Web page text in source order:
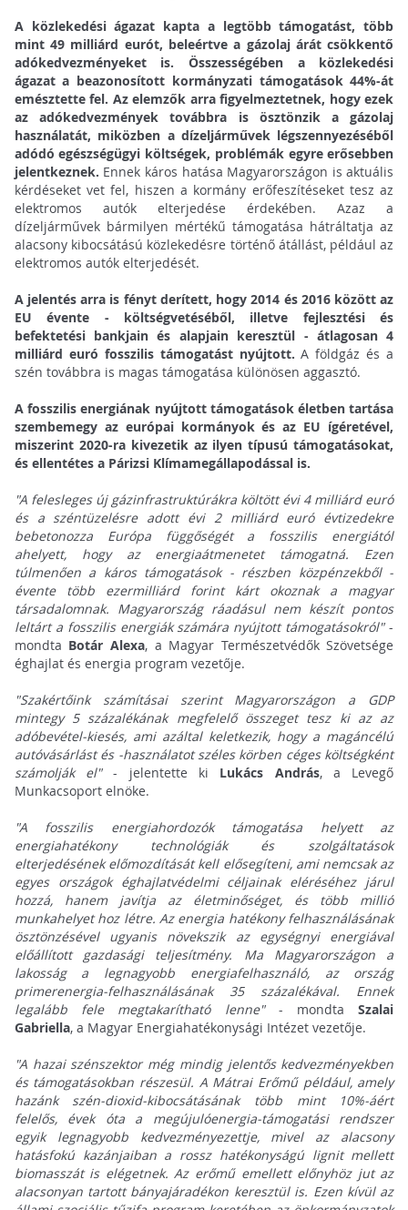
A közlekedési ágazat kapta a legtöbb támogatást, több
mint 49 milliárd eurót, beleértve a gázolaj árát csökkentő
adókedvezményeket is. Összességében a közlekedési
ágazat a beazonosított kormányzati támogatások 44%-át
emésztette fel. Az elemzők arra figyelmeztetnek, hogy ezek
az adókedvezmények továbbra is ösztönzik a gázolaj
használatát, miközben a dízeljárművek légszennyezéséből
adódó egészségügyi költségek, problémák egyre erősebben
jelentkeznek. Ennek káros hatása Magyarországon is aktuális
kérdéseket vet fel, hiszen a kormány erőfeszítéseket tesz az
elektromos autók elterjedése érdekében. Azaz a
dízeljárművek bármilyen mértékű támogatása hátráltatja az
alacsony kibocsátású közlekedésre történő átállást, például az
elektromos autók elterjedését.
A jelentés arra is fényt derített, hogy 2014 és 2016 között az
EU évente - költségvetéséből, illetve fejlesztési és
befektetési bankjain és alapjain keresztül - átlagosan 4
milliárd euró fosszilis támogatást nyújtott. A földgáz és a
szén továbbra is magas támogatása különösen aggasztó.
A fosszilis energiának nyújtott támogatások életben tartása
szembemegy az európai kormányok és az EU ígéretével,
miszerint 2020-ra kivezetik az ilyen típusú támogatásokat,
és ellentétes a Párizsi Klímamegállapodással is.
"A felesleges új gázinfrastruktúrákra költött évi 4 milliárd euró
és a széntüzelésre adott évi 2 milliárd euró évtizedekre
bebetonozza Európa függőségét a fosszilis energiától
ahelyett, hogy az energiaátmenetet támogatná. Ezen
túlmenően a káros támogatások - részben közpénzekből -
évente több ezermilliárd forint kárt okoznak a magyar
társadalomnak. Magyarország ráadásul nem készít pontos
leltárt a fosszilis energiák számára nyújtott támogatásokról"-
mondta Botár Alexa, a Magyar Természetvédők Szövetsége
éghajlat és energia program vezetője.
"Szakértőink számításai szerint Magyarországon a GDP
mintegy 5 százalékának megfelelő összeget tesz ki az az
adóbevétel-kiesés, ami azáltal keletkezik, hogy a magáncélú
autóvásárlást és -használatot széles körben céges költségként
számolják el"- jelentette ki Lukács András, a Levegő
Munkacsoport elnöke.
"A fosszilis energiahordozók támogatása helyett az
energiahatékony technológiák és szolgáltatások
elterjedésének előmozdítását kell elősegíteni, ami nemcsak az
egyes országok éghajlatvédelmi céljainak eléréséhez járul
hozzá, hanem javítja az életminőséget, és több millió
munkahelyet hoz létre. Az energia hatékony felhasználásának
ösztönzésével ugyanis növekszik az egységnyi energiával
előállított gazdasági teljesítmény. Ma Magyarországon a
lakosság a legnagyobb energiafelhasználó, az ország
primerenergia-felhasználásának 35 százalékával. Ennek
legalább fele megtakarítható lenne"- mondtaSzalai
Gabriella, a Magyar Energiahatékonysági Intézet vezetője.
"A hazai szénszektor még mindig jelentős kedvezményekben
és támogatásokban részesül. A Mátrai Erőmű például, amely
hazánk szén-dioxid-kibocsátásának több mint 10%-áért
felelős, évek óta a megújulóenergia-támogatási rendszer
egyik legnagyobb kedvezményezettje, mivel az alacsony
hatásfokú kazánjaiban a rossz hatékonyságú lignit mellett
biomasszát is elégetnek. Az erőmű emellett előnyhöz jut az
alacsonyan tartott bányajáradékon keresztül is. Ezen kívül az